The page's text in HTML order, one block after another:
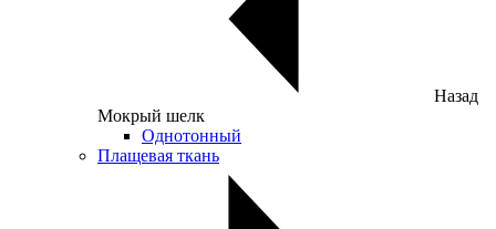
Назад
Мокрый шелк
Однотонный
Плащевая ткань